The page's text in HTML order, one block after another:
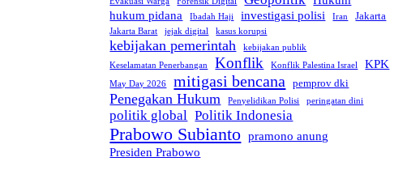
hukum pidana
Ibadah Haji investigasi polisi Iran Jakarta
Jakarta Barat jejak digital kasus korupsi
kebijakan pemerintah
kebijakan publik
Keselamatan Penerbangan
Konflik Konflik Palestina Israel KPK
May Day 2026 mitigasi bencana pemprov dki
Penegakan Hukum Penyelidikan Polisi peringatan dini
politik global Politik Indonesia
Prabowo Subianto pramono anung
Presiden Prabowo